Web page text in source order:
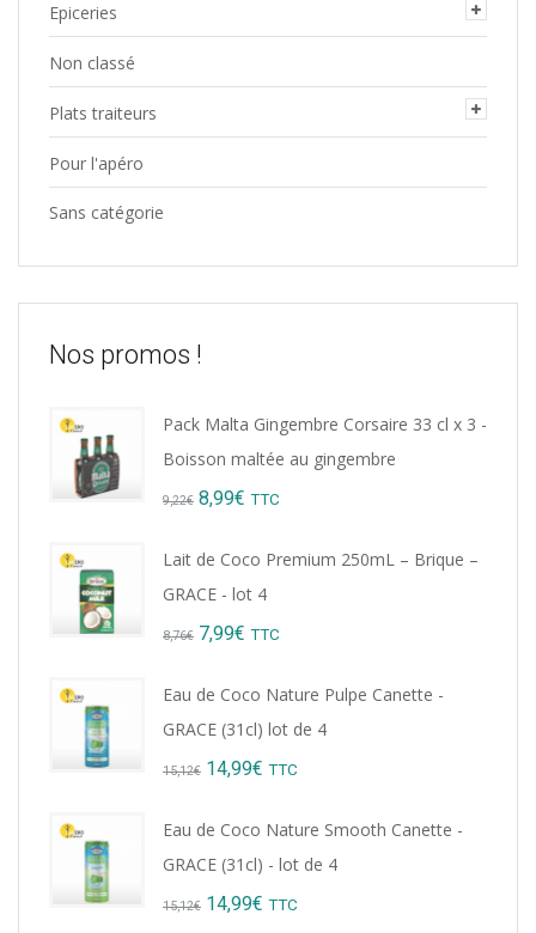
Epiceries
Non classé
Plats traiteurs
Pour l'apéro
Sans catégorie
Nos promos !
Pack Malta Gingembre Corsaire 33 cl x 3 -
Boisson maltée au gingembre
9,22€ Original
8,99€ Current
TTC
Lait de Coco Premium 250mL – Brique –
GRACE - lot 4
8,76€ Original
7,99€ Current
TTC
Eau de Coco Nature Pulpe Canette -
GRACE (31cl) lot de 4
15,12€ Original
14,99€ Current
TTC
Eau de Coco Nature Smooth Canette -
GRACE (31cl) - lot de 4
15,12€ Original
14,99€ Current
TTC